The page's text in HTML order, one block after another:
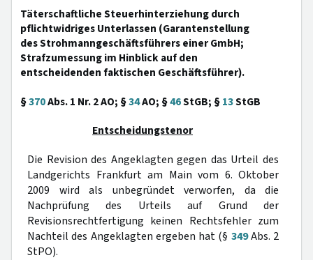
Täterschaftliche Steuerhinterziehung durch
pflichtwidriges Unterlassen (Garantenstellung
des Strohmanngeschäftsführers einer GmbH;
Strafzumessung im Hinblick auf den
entscheidenden faktischen Geschäftsführer).
§370Abs. 1 Nr. 2 AO; §34AO; §46StGB; §13StGB
Entscheidungstenor
Die Revision des Angeklagten gegen das Urteil des
Landgerichts Frankfurt am Main vom 6. Oktober
2009 wird als unbegründet verworfen, da die
Nachprüfung des Urteils auf Grund der
Revisionsrechtfertigung keinen Rechtsfehler zum
Nachteil des Angeklagten ergeben hat (§ 349Abs. 2
StPO).